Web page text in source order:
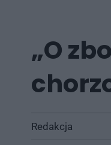
„O
Redakcja